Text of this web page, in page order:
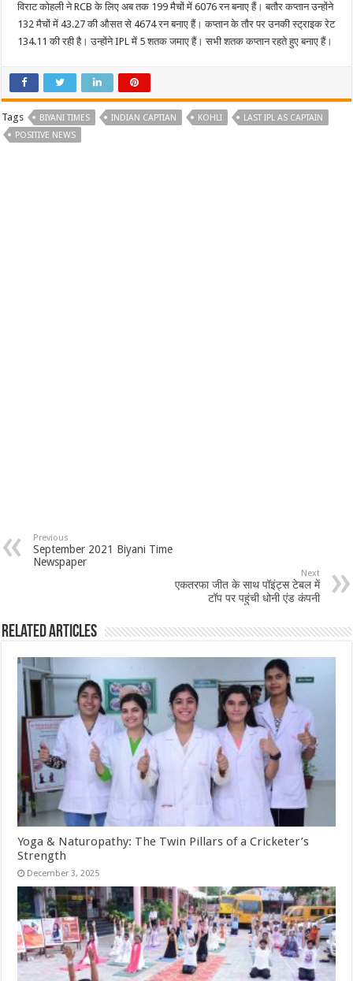
विराट कोहली ने RCB के लिए अब तक 199 मैचों में 6076 रन बनाए हैं। बतौर कप्तान उन्होंने
132 मैचों में 43.27 की औसत से 4674 रन बनाए हैं। कप्तान के तौर पर उनकी स्ट्राइक रेट
134.11 की रही है। उन्होंने IPL में 5 शतक जमाए हैं। सभी शतक कप्तान रहते हुए बनाए हैं।
Tags BIYANI TIMES INDIAN CAPTIAN KOHLI
LAST IPL AS CAPTAIN
POSITIVE NEWS
Previous
September 2021 Biyani Time
Newspaper
Next
एकतरफा जीत के साथ पॉइंट्स टेबल में
टॉप पर पहुंची धोनी एंड कंपनी
Related Articles
Yoga & Naturopathy: The Twin Pillars of a Cricketer’s
Strength
December 3, 2025